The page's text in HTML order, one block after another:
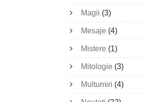
Magii (3)
Mesaje (4)
Mistere (1)
Mitologie (3)
Multumiri (4)